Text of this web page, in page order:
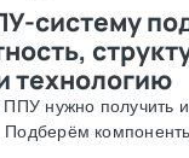
систему
технологию
ППУ нужно получить
Подберём